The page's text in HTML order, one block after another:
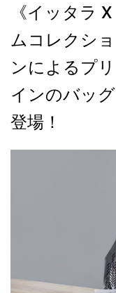
《イッタラ
ムコレクシ
ンによるプ
インのバッ
登場！